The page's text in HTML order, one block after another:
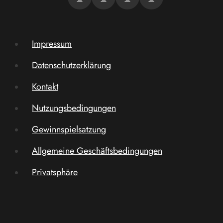
Impressum
Datenschutzerklärung
Kontakt
Nutzungsbedingungen
Gewinnspielsatzung
Allgemeine Geschäftsbedingungen
Privatsphäre